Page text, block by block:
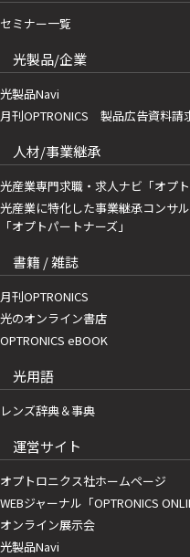
セミナー一覧
光製品/企業
光製品Navi
月刊OPTRONICS 製品広告資料請
人材/事業継承
光産業専門求職・求人ナビ「オプト
光産業に特化した事業継承コンサ
「オプトパートナーズ」
書籍 / 雑誌
月刊OPTRONICS
光のオンライン書店
OPTRONICS eBOOK
光用語
レンズ辞典＆事典
運営サイト
オプトロニクス社ホームページ
WEBジャーナル「OPTRONICS
オンライン展示会
光製品Navi